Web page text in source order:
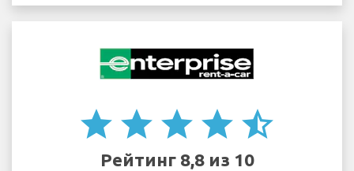
star star star star star_half
Рейтинг 8,8 из 10